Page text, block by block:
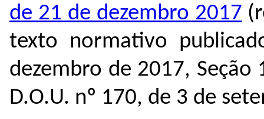
de 21 de dezembro 2017
texto normativo
dezembro de 2017,
D.O.U. nº 170, de 3 de